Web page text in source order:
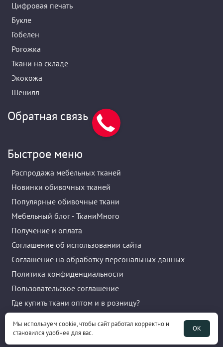
Мы используем cookie, чтобы сайт работал корректно и
становился удобнее для вас.
ОК
Цифровая печать
Букле
Гобелен
Рогожка
Ткани на складе
Экокожа
Шенилл
Обратная связь
Быстрое меню
Распродажа мебельных тканей
Новинки обивочных тканей
Популярные обивочные ткани
Мебельный блог - ТканиМного
Получение и оплата
Соглашение об использовании сайта
Соглашение на обработку персональных данных
Политика конфиденциальности
Пользовательское соглашение
Где купить ткани оптом и в розницу?
Публичная оферта